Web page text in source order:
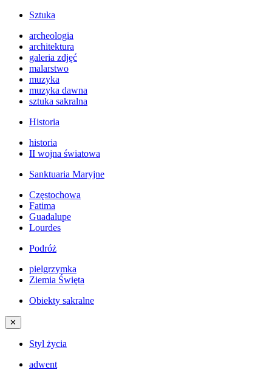
Sztuka
archeologia
architektura
galeria zdjęć
malarstwo
muzyka
muzyka dawna
sztuka sakralna
Historia
historia
II wojna światowa
Sanktuaria Maryjne
Częstochowa
Fatima
Guadalupe
Lourdes
Podróż
pielgrzymka
Ziemia Święta
Obiekty sakralne
✕
Styl życia
adwent